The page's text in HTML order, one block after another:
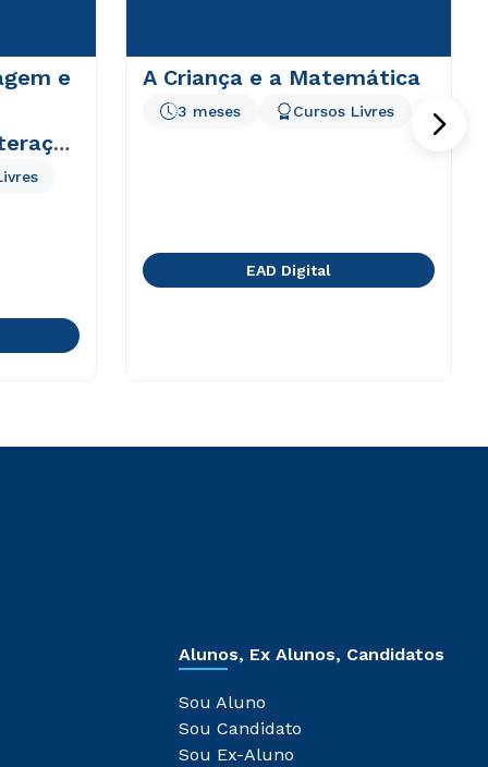
e A Criança e a Matemática
3 meses Cursos Livres
EAD Digital
Alunos, Ex Alunos, Candidatos
Sou Aluno
Sou Candidato
Sou Ex-Aluno